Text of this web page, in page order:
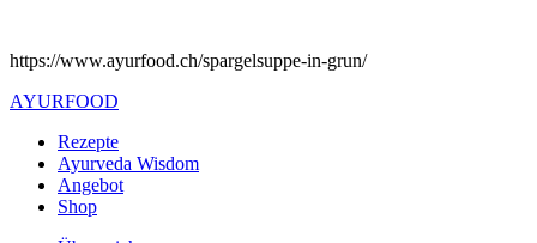
https://www.ayurfood.ch/spargelsuppe-in-grun/
AYURFOOD
Rezepte
Ayurveda Wisdom
Angebot
Shop